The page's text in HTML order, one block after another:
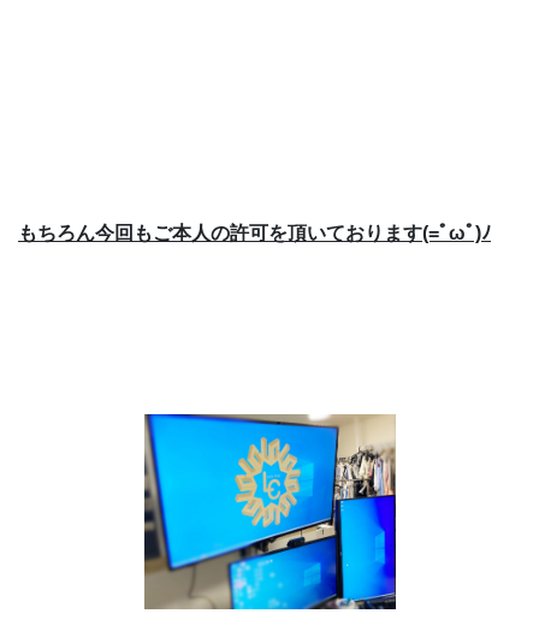
もちろん今回もご本人の許可を頂いております(=ﾟωﾟ)ﾉ